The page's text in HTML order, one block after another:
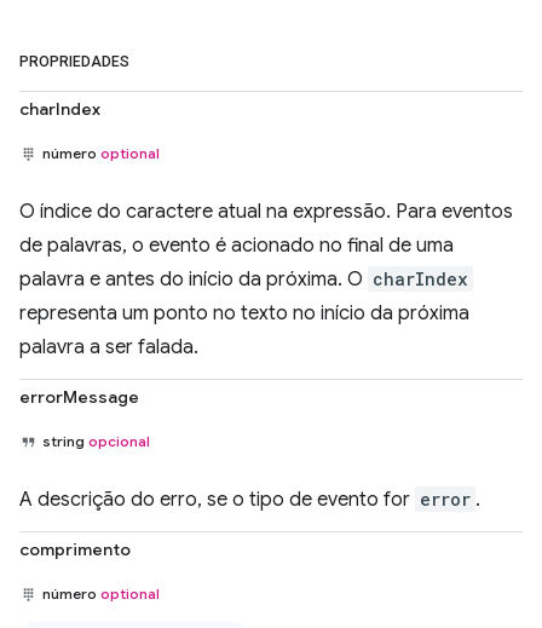
PROPRIEDADES
charIndex
número optional
O índice do caractere atual na expressão. Para eventos
de palavras, o evento é acionado no final de uma
palavra e antes do início da próxima. O charIndex
representa um ponto no texto no início da próxima
palavra a ser falada.
errorMessage
string opcional
A descrição do erro, se o tipo de evento for error .
comprimento
número optional